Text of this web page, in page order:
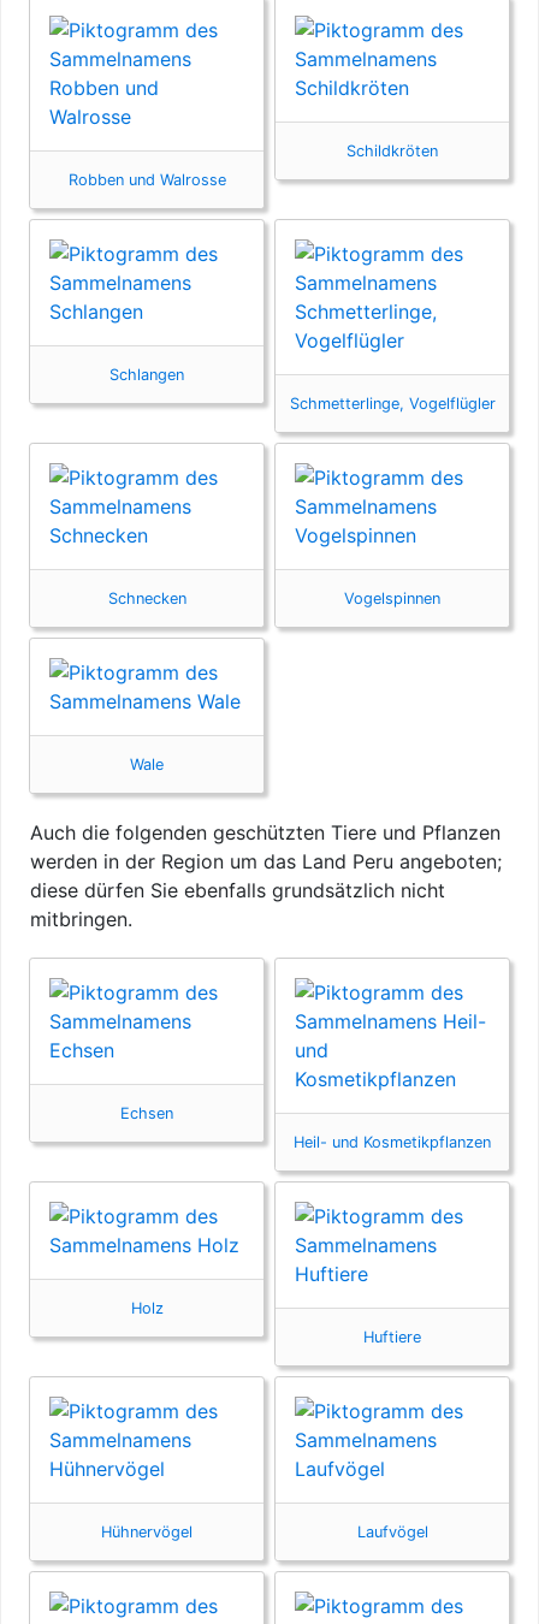
Robben und Walrosse
Schildkröten
Schlangen
Schmetterlinge, Vogelflügler
Schnecken Vogelspinnen
Wale
Auch die folgenden geschützten Tiere und Pflanzen
werden in der Region um das Land Peru angeboten;
diese dürfen Sie ebenfalls grundsätzlich nicht
mitbringen.
Echsen
Heil- und Kosmetikpflanzen
Holz
Huftiere
Hühnervögel Laufvögel